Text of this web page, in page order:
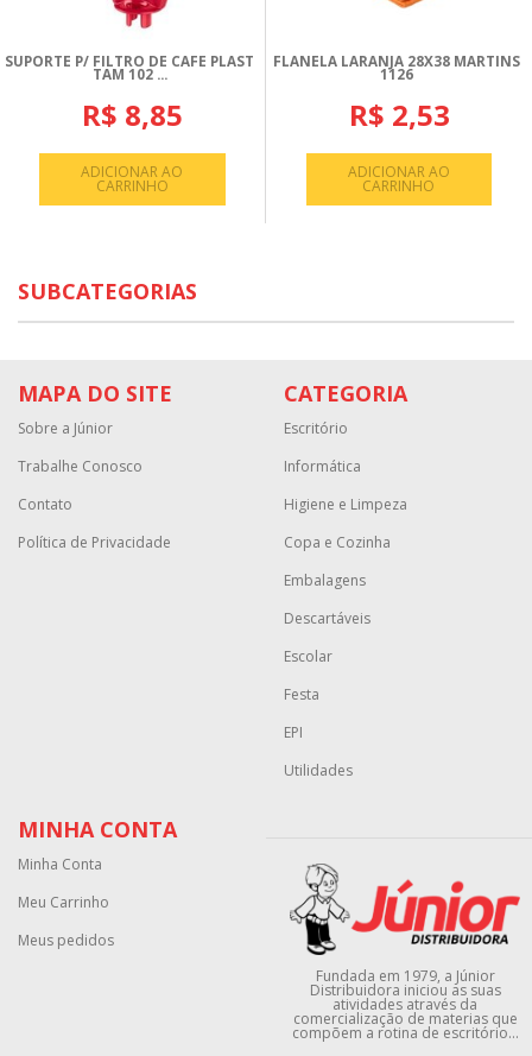
SUPORTE P/ FILTRO DE CAFE PLAST
TAM 102 ...
R$ 8,85
ADICIONAR AO
CARRINHO
FLANELA LARANJA 28X38 MARTINS
1126
R$ 2,53
ADICIONAR AO
CARRINHO
SUBCATEGORIAS
MAPA DO SITE
Sobre a Júnior
Trabalhe Conosco
Contato
Política de Privacidade
CATEGORIA
Escritório
Informática
Higiene e Limpeza
Copa e Cozinha
Embalagens
Descartáveis
Escolar
Festa
EPI
Utilidades
MINHA CONTA
Minha Conta
Meu Carrinho
Meus pedidos
Fundada em 1979, a Júnior
Distribuidora iniciou as suas
atividades através da
comercialização de materias que
compõem a rotina de escritório...